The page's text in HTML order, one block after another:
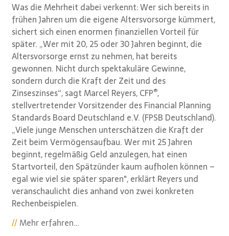
Was die Mehrheit dabei verkennt: Wer sich bereits in
frühen Jahren um die eigene Altersvorsorge kümmert,
sichert sich einen enormen finanziellen Vorteil für
später. „Wer mit 20, 25 oder 30 Jahren beginnt, die
Altersvorsorge ernst zu nehmen, hat bereits
gewonnen. Nicht durch spektakuläre Gewinne,
sondern durch die Kraft der Zeit und des
Zinseszinses“, sagt Marcel Reyers, CFP®,
stellvertretender Vorsitzender des Financial Planning
Standards Board Deutschland e.V. (FPSB Deutschland).
„Viele junge Menschen unterschätzen die Kraft der
Zeit beim Vermögensaufbau. Wer mit 25 Jahren
beginnt, regelmäßig Geld anzulegen, hat einen
Startvorteil, den Spätzünder kaum aufholen können –
egal wie viel sie später sparen", erklärt Reyers und
veranschaulicht dies anhand von zwei konkreten
Rechenbeispielen.
Mehr erfahren…